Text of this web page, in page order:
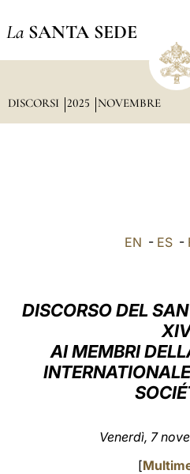
La SANTA SEDE
DISCORSI 2025 NOVEMBRE
EN - ES -
DISCORSO DEL
AI MEMBRI
Venerdì, 7
[